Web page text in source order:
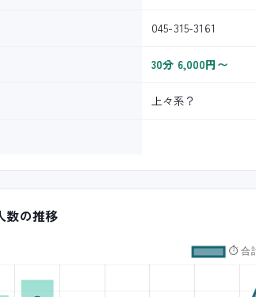
045-315-3161
30分 6,000円〜
上々系？
数の推移